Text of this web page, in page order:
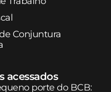
Conjuntura
acessados
porte do BCB: